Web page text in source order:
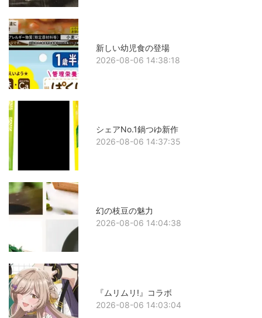
新しい幼児食の登場
2026-08-06 14:38:18
シェアNo.1鍋つゆ新作
2026-08-06 14:37:35
幻の枝豆の魅力
2026-08-06 14:04:38
『ムリムリ!』コラボ
2026-08-06 14:03:04